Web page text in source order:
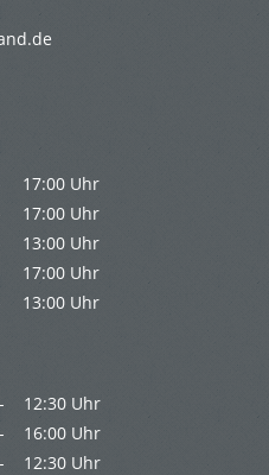
17:00 Uhr
17:00 Uhr
13:00 Uhr
17:00 Uhr
13:00 Uhr
12:30 Uhr
16:00 Uhr
12:30 Uhr